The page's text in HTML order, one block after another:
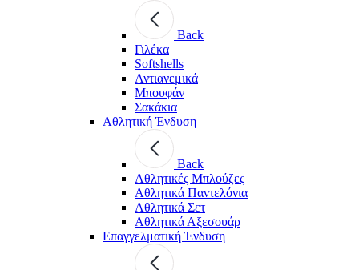
Back
Γιλέκα
Softshells
Αντιανεμικά
Μπουφάν
Σακάκια
Αθλητική Ένδυση
Back
Aθλητικές Μπλούζες
Αθλητικά Παντελόνια
Αθλητικά Σετ
Αθλητικά Αξεσουάρ
Επαγγελματική Ένδυση